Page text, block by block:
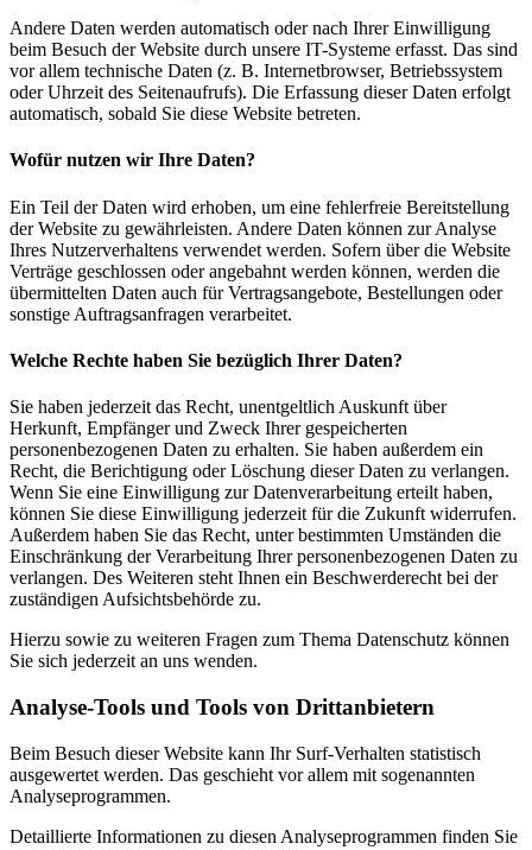
Andere Daten werden automatisch oder nach Ihrer Einwilligung
beim Besuch der Website durch unsere IT-Systeme erfasst. Das sind
vor allem technische Daten (z. B. Internetbrowser, Betriebssystem
oder Uhrzeit des Seitenaufrufs). Die Erfassung dieser Daten erfolgt
automatisch, sobald Sie diese Website betreten.
Wofür nutzen wir Ihre Daten?
Ein Teil der Daten wird erhoben, um eine fehlerfreie Bereitstellung
der Website zu gewährleisten. Andere Daten können zur Analyse
Ihres Nutzerverhaltens verwendet werden. Sofern über die Website
Verträge geschlossen oder angebahnt werden können, werden die
übermittelten Daten auch für Vertragsangebote, Bestellungen oder
sonstige Auftragsanfragen verarbeitet.
Welche Rechte haben Sie bezüglich Ihrer Daten?
Sie haben jederzeit das Recht, unentgeltlich Auskunft über
Herkunft, Empfänger und Zweck Ihrer gespeicherten
personenbezogenen Daten zu erhalten. Sie haben außerdem ein
Recht, die Berichtigung oder Löschung dieser Daten zu verlangen.
Wenn Sie eine Einwilligung zur Datenverarbeitung erteilt haben,
können Sie diese Einwilligung jederzeit für die Zukunft widerrufen.
Außerdem haben Sie das Recht, unter bestimmten Umständen die
Einschränkung der Verarbeitung Ihrer personenbezogenen Daten zu
verlangen. Des Weiteren steht Ihnen ein Beschwerderecht bei der
zuständigen Aufsichtsbehörde zu.
Hierzu sowie zu weiteren Fragen zum Thema Datenschutz können
Sie sich jederzeit an uns wenden.
Analyse-Tools und Tools von Dritt­anbietern
Beim Besuch dieser Website kann Ihr Surf-Verhalten statistisch
ausgewertet werden. Das geschieht vor allem mit sogenannten
Analyseprogrammen.
Detaillierte Informationen zu diesen Analyseprogrammen finden Sie